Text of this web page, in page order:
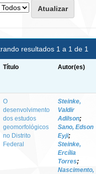
resultados 1 a 1 de 1
Título Autor(es)
O
desenvolvimento
dos estudos
geomorfológicos
no Distrito
Federal
Steinke,
Valdir
Adilson;
Sano, Edson
Eyji;
Steinke,
Ercília
Torres;
Nascimento,